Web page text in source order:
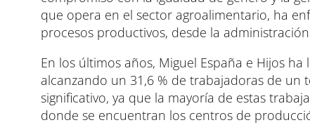
t
i
r
n
t
i
r
n
t
i
r
n
que opera en el sector agroalimentario, ha
procesos productivos, desde la
En los últimos años, Miguel España e Hijos
alcanzando un 31,6 % de trabajadoras de un
significativo, ya que la mayoría de estas
donde se encuentran los centros de